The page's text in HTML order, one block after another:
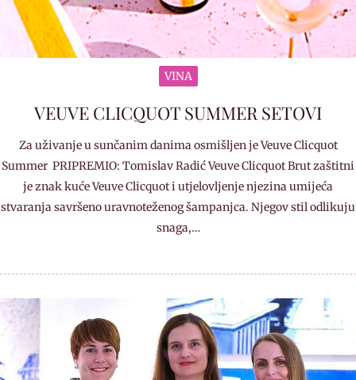
VINA
VEUVE CLICQUOT SUMMER SETOVI
Za uživanje u sunčanim danima osmišljen je Veuve Clicquot
Summer PRIPREMIO: Tomislav Radić Veuve Clicquot Brut zaštitni
je znak kuće Veuve Clicquot i utjelovljenje njezina umijeća
stvaranja savršeno uravnoteženog šampanjca. Njegov stil odlikuju
snaga,…